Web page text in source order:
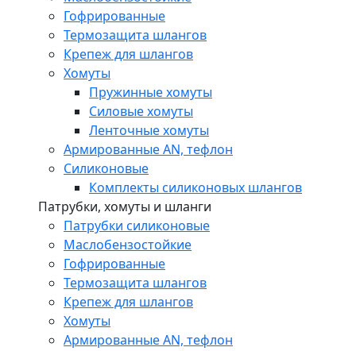
Гофрированные
Термозащита шлангов
Крепеж для шлангов
Хомуты
Пружинные хомуты
Силовые хомуты
Ленточные хомуты
Армированные AN, тефлон
Силиконовые
Комплекты силиконовых шлангов
Патрубки, хомуты и шланги
Патрубки силиконовые
Маслобензостойкие
Гофрированные
Термозащита шлангов
Крепеж для шлангов
Хомуты
Армированные AN, тефлон